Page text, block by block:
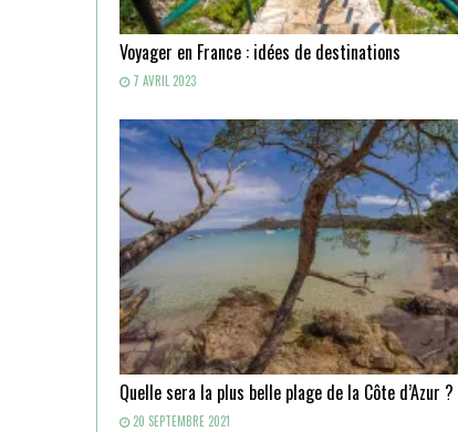
Voyager en France : idées de destinations
7 AVRIL 2023
Quelle sera la plus belle plage de la Côte d’Azur ?
20 SEPTEMBRE 2021